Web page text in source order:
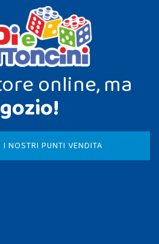
online, ma
I NOSTRI PUNTI VENDITA